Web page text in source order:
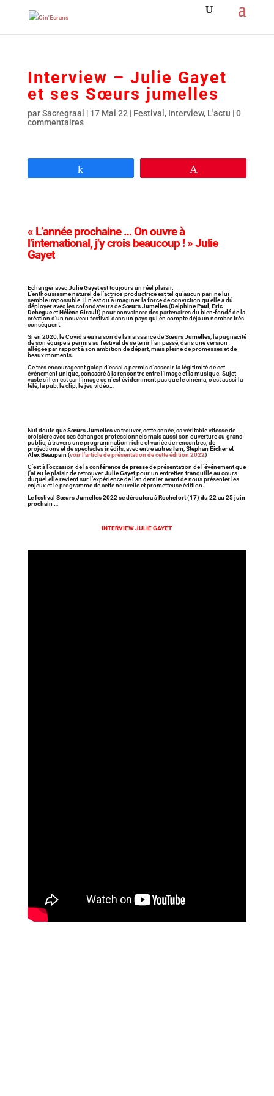
Interview – Julie Gayet
et ses Sœurs jumelles
parSacregraal | 17 Mai 22 | Festival , Interview, L'actu |0
commentaires
« L’année prochaine … On ouvre à
l’international, j’y crois beaucoup ! » Julie
Gayet
Echanger avecJulie Gayetest toujours un réel plaisir.
L’enthousiasme naturel de l’actrice-productrice est tel qu’aucun pari ne lui
semble impossible. Il n’est qu’à imaginer la force de conviction qu’elle a dû
déployer avec les cofondateurs deSœurs Jumelles(Delphine Paul
Eric
DebegueetHélène Girault) pour convaincre des partenaires du bien-fondé de la
création d’un nouveau festival dans un pays qui en compte déjà un nombre très
conséquent.
Si en 2020, le Covid a eu raison de la naissance deSœurs Jumelles, la pugnacité
de son équipe a permis au festival de se tenir l’an passé, dans une version
allégée par rapport à son ambition de départ, mais pleine de promesses et de
beaux moments.
Ce très encourageant galop d’essai a permis d’asseoir la légitimité de cet
événement unique, consacré à la rencontre entre l’image et la musique. Sujet
vaste s’il en est car l’image ce n’est évidemment pas que le cinéma, c’est aussi la
télé, la pub, le clip, le jeu vidéo…
Nul doute queSœurs Jumellesva trouver, cette année, sa véritable vitesse de
croisière avec ses échanges professionnels mais aussi son ouverture au grand
public, à travers une programmation riche et variée de rencontres, de
projections et de spectacles inédits, avec entre autresIam, Stephan Eicheret
Alex Beaupain (voir l’article de présentation de cette édition 2022)
C’est à l’occasion de laconférence de pressede présentation de l’événement que
j’ai eu le plaisir de retrouverJulie Gayetpour un entretien tranquille au cours
duquel elle revient sur l’expérience de l’an dernier avant de nous présenter les
enjeux et le programme de cette nouvelle et prometteuse édition.
Le festival Sœurs Jumelles 2022 se déroulera à Rochefort (17) du 22 au 25 juin
prochain …
INTERVIEW JULIE GAYET